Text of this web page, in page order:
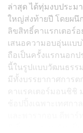
ล่าสุด ได้ทุ่มงบประม
ใหญ่ส่งท้ายปี โดยผนึ
ลิขสิทธิ์คาแรกเตอร์อ
เสนอความอบอุ่นแบ
ถือเป็นครั้งแรกนอก
นี้ในรูปแบบวัฒนธรร
มีทั้งบรรยากาศการ
คาแรคเตอร์มอนชิชิ